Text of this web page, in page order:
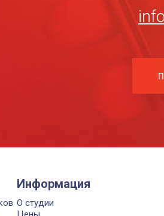
Информация
О студии